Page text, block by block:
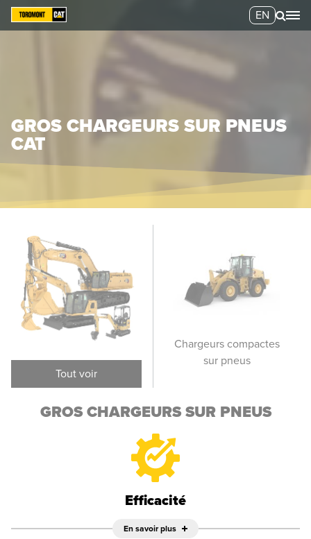
EN
GROS CHARGEURS SUR PNEUS
CAT
Tout voir
Gros chargeurs sur
pneus
Chargeurs compactes
sur pneus
GROS CHARGEURS SUR PNEUS
Efficacité
En savoir plus